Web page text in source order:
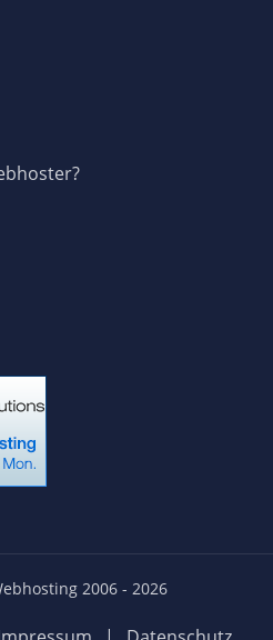
2006 - 2026